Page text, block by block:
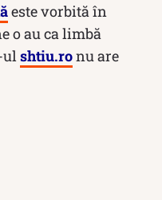
este vorbită în
o au ca limbă
ulshtiu.ronu are